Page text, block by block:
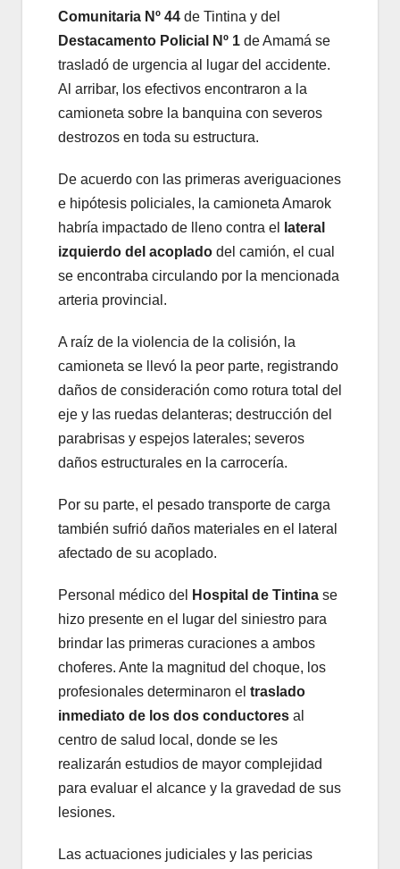
Comunitaria Nº 44 de Tintina y del
Destacamento Policial Nº 1 de Amamá se
trasladó de urgencia al lugar del accidente.
Al arribar, los efectivos encontraron a la
camioneta sobre la banquina con severos
destrozos en toda su estructura.
De acuerdo con las primeras averiguaciones
e hipótesis policiales, la camioneta Amarok
habría impactado de lleno contra el
lateral
izquierdo del acoplado del camión, el cual
se encontraba circulando por la mencionada
arteria provincial.
A raíz de la violencia de la colisión, la
camioneta se llevó la peor parte, registrando
daños de consideración como rotura total del
eje y las ruedas delanteras; destrucción del
parabrisas y espejos laterales; severos
daños estructurales en la carrocería.
Por su parte, el pesado transporte de carga
también sufrió daños materiales en el lateral
afectado de su acoplado.
Personal médico del Hospital de Tintina se
hizo presente en el lugar del siniestro para
brindar las primeras curaciones a ambos
choferes. Ante la magnitud del choque, los
profesionales determinaron el traslado
inmediato de los dos conductores al
centro de salud local, donde se les
realizarán estudios de mayor complejidad
para evaluar el alcance y la gravedad de sus
lesiones.
Las actuaciones judiciales y las pericias